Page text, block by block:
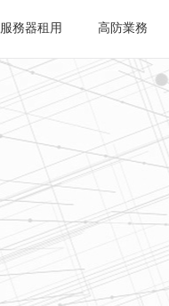
服務器租用 高防業務